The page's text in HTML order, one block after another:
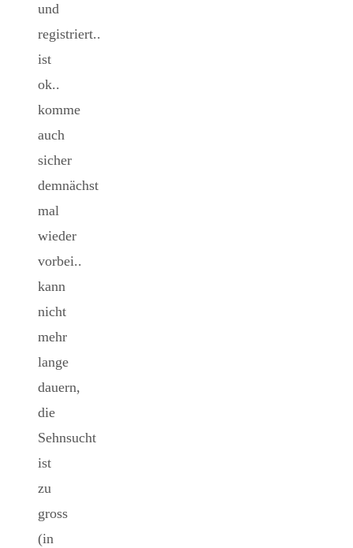
und
registriert..
ist
ok..
komme
auch
sicher
demnächst
mal
wieder
vorbei..
kann
nicht
mehr
lange
dauern,
die
Sehnsucht
ist
zu
gross
(in